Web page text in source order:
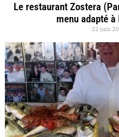
Le restaurant Zostera
menu adapté
22 juin